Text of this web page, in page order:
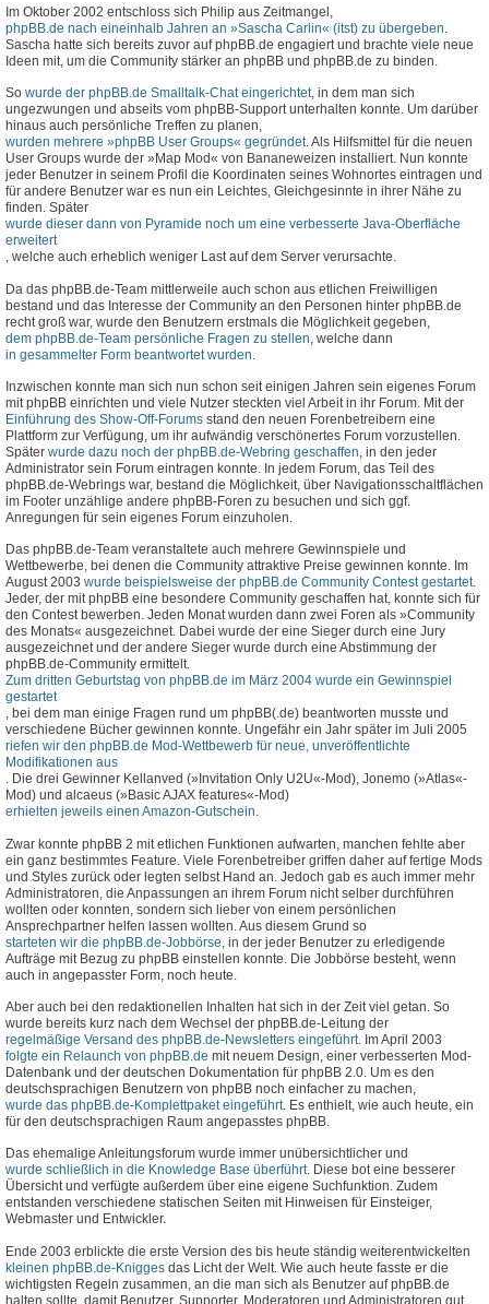
Im Oktober 2002 entschloss sich Philip aus Zeitmangel,
phpBB.de nach eineinhalb Jahren an »Sascha Carlin« (itst) zu übergeben
Sascha hatte sich bereits zuvor auf phpBB.de engagiert und brachte viele neue
Ideen mit, um die Community stärker an phpBB und phpBB.de zu binden.
So wurde der phpBB.de Smalltalk-Chat eingerichtet, in dem man sich
ungezwungen und abseits vom phpBB-Support unterhalten konnte. Um darüber
hinaus auch persönliche Treffen zu planen,
wurden mehrere »phpBB User Groups« gegründet. Als Hilfsmittel für die neuen
User Groups wurde der »Map Mod« von Bananeweizen installiert. Nun konnte
jeder Benutzer in seinem Profil die Koordinaten seines Wohnortes eintragen und
für andere Benutzer war es nun ein Leichtes, Gleichgesinnte in ihrer Nähe zu
finden. Später
wurde dieser dann von Pyramide noch um eine verbesserte Java-Oberfläche
erweitert
, welche auch erheblich weniger Last auf dem Server verursachte.
Da das phpBB.de-Team mittlerweile auch schon aus etlichen Freiwilligen
bestand und das Interesse der Community an den Personen hinter phpBB.de
recht groß war, wurde den Benutzern erstmals die Möglichkeit gegeben,
dem phpBB.de-Team persönliche Fragen zu stellen , welche dann
in gesammelter Form beantwortet wurden
Inzwischen konnte man sich nun schon seit einigen Jahren sein eigenes Forum
mit phpBB einrichten und viele Nutzer steckten viel Arbeit in ihr Forum. Mit der
Einführung des Show-Off-Forums stand den neuen Forenbetreibern eine
Plattform zur Verfügung, um ihr aufwändig verschönertes Forum vorzustellen.
Später wurde dazu noch der phpBB.de-Webring geschaffen, in den jeder
Administrator sein Forum eintragen konnte. In jedem Forum, das Teil des
phpBB.de-Webrings war, bestand die Möglichkeit, über Navigationsschaltflächen
im Footer unzählige andere phpBB-Foren zu besuchen und sich ggf.
Anregungen für sein eigenes Forum einzuholen.
Das phpBB.de-Team veranstaltete auch mehrere Gewinnspiele und
Wettbewerbe, bei denen die Community attraktive Preise gewinnen konnte. Im
August 2003 wurde beispielsweise der phpBB.de Community Contest gestartet.
Jeder, der mit phpBB eine besondere Community geschaffen hat, konnte sich für
den Contest bewerben. Jeden Monat wurden dann zwei Foren als »Community
des Monats« ausgezeichnet. Dabei wurde der eine Sieger durch eine Jury
ausgezeichnet und der andere Sieger wurde durch eine Abstimmung der
phpBB.de-Community ermittelt.
Zum dritten Geburtstag von phpBB.de im März 2004 wurde ein Gewinnspiel
gestartet
, bei dem man einige Fragen rund um phpBB(.de) beantworten musste und
verschiedene Bücher gewinnen konnte. Ungefähr ein Jahr später im Juli 2005
riefen wir den phpBB.de Mod-Wettbewerb für neue, unveröffentlichte
Modifikationen aus
. Die drei Gewinner Kellanved (»Invitation Only U2U«-Mod), Jonemo (»Atlas«-
Mod) und alcaeus (»Basic AJAX features«-Mod)
erhielten jeweils einen Amazon-Gutschein.
Zwar konnte phpBB 2 mit etlichen Funktionen aufwarten, manchen fehlte aber
ein ganz bestimmtes Feature. Viele Forenbetreiber griffen daher auf fertige Mods
und Styles zurück oder legten selbst Hand an. Jedoch gab es auch immer mehr
Administratoren, die Anpassungen an ihrem Forum nicht selber durchführen
wollten oder konnten, sondern sich lieber von einem persönlichen
Ansprechpartner helfen lassen wollten. Aus diesem Grund so
starteten wir die phpBB.de-Jobbörse , in der jeder Benutzer zu erledigende
Aufträge mit Bezug zu phpBB einstellen konnte. Die Jobbörse besteht, wenn
auch in angepasster Form, noch heute.
Aber auch bei den redaktionellen Inhalten hat sich in der Zeit viel getan. So
wurde bereits kurz nach dem Wechsel der phpBB.de-Leitung der
regelmäßige Versand des phpBB.de-Newsletters eingeführt. Im April 2003
folgte ein Relaunch von phpBB.de mit neuem Design, einer verbesserten Mod-
Datenbank und der deutschen Dokumentation für phpBB 2.0. Um es den
deutschsprachigen Benutzern von phpBB noch einfacher zu machen,
wurde das phpBB.de-Komplettpaket eingeführt. Es enthielt, wie auch heute, ein
für den deutschsprachigen Raum angepasstes phpBB.
Das ehemalige Anleitungsforum wurde immer unübersichtlicher und
wurde schließlich in die Knowledge Base überführt. Diese bot eine besserer
Übersicht und verfügte außerdem über eine eigene Suchfunktion. Zudem
entstanden verschiedene statischen Seiten mit Hinweisen für Einsteiger,
Webmaster und Entwickler.
Ende 2003 erblickte die erste Version des bis heute ständig weiterentwickelten
kleinen phpBB.de-Knigges das Licht der Welt. Wie auch heute fasste er die
wichtigsten Regeln zusammen, an die man sich als Benutzer auf phpBB.de
halten sollte, damit Benutzer, Supporter, Moderatoren und Administratoren gut